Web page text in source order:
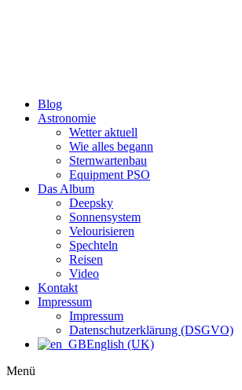
Blog
Astronomie
Wetter aktuell
Wie alles begann
Sternwartenbau
Equipment PSO
Das Album
Deepsky
Sonnensystem
Velourisieren
Spechteln
Reisen
Video
Kontakt
Impressum
Impressum
Datenschutzerklärung (DSGVO)
English (UK)
Menü